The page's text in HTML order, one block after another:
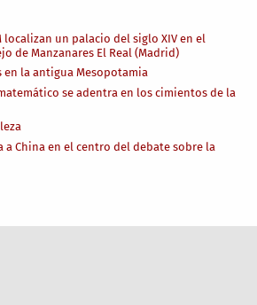
localizan un palacio del siglo XIV en el
de Manzanares El Real (Madrid)
en la antigua Mesopotamia
se adentra en los cimientos de la
China en el centro del debate sobre la